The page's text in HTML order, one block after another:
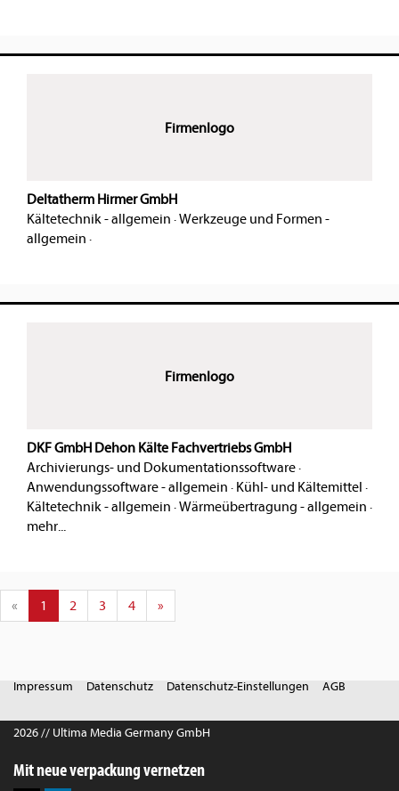
Firmenlogo
Deltatherm Hirmer GmbH
Kältetechnik - allgemein ·Werkzeuge und Formen -
allgemein ·
Firmenlogo
DKF GmbH Dehon Kälte Fachvertriebs GmbH
Archivierungs- und Dokumentationssoftware·
Anwendungssoftware - allgemein · Kühl- und Kältemittel ·
Kältetechnik - allgemein ·Wärmeübertragung - allgemein ·
mehr...
« 1 2 3 4 »
Impressum Datenschutz Datenschutz-Einstellungen AGB
2026 // Ultima Media Germany GmbH
Mit neue verpackung vernetzen